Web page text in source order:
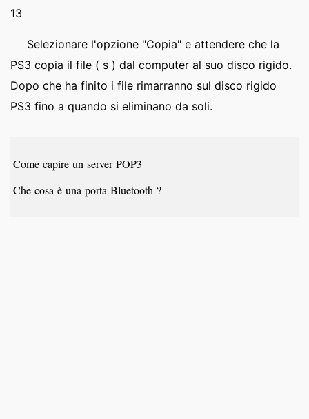
13
Selezionare l'opzione "Copia" e attendere che la
PS3 copia il file ( s ) dal computer al suo disco rigido.
Dopo che ha finito i file rimarranno sul disco rigido
PS3 fino a quando si eliminano da soli.
Come capire un server POP3
Che cosa è una porta Bluetooth ?